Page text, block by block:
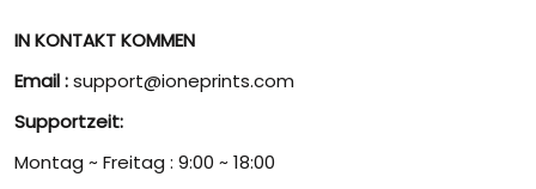
IN KONTAKT KOMMEN
Email :support@ioneprints.com
Supportzeit:
Montag ~ Freitag : 9:00 ~ 18:00